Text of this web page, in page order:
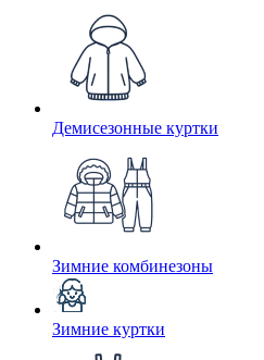
Демисезонные куртки
Зимние комбинезоны
Зимние куртки